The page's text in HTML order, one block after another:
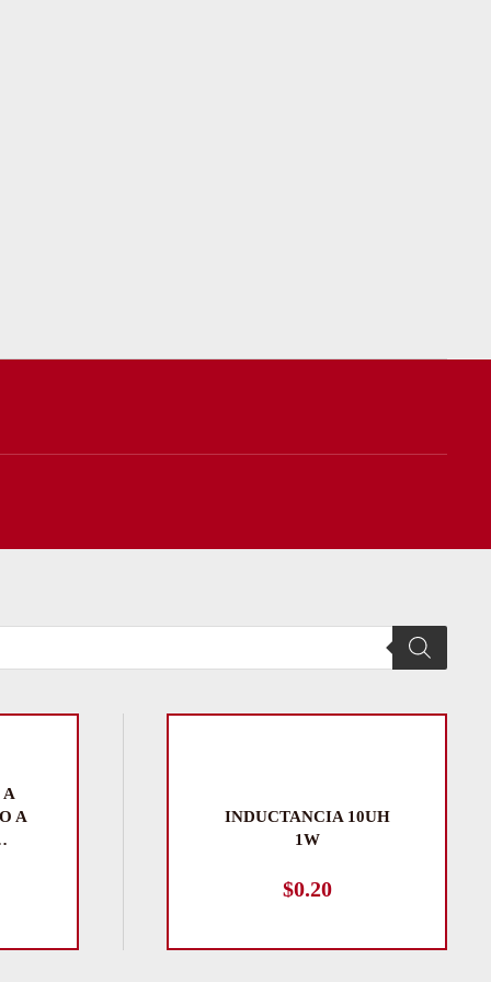
A
A
INDUCTANCIA 10UH
1W
$0.20